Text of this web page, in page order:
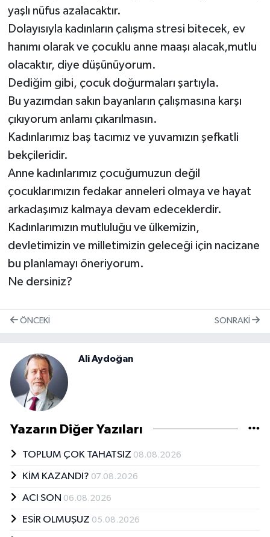
yaşlı nüfus azalacaktır.
Dolayısıyla kadınların çalışma stresi bitecek, ev
hanımı olarak ve çocuklu anne maaşı alacak,mutlu
olacaktır, diye düşünüyorum.
Dediğim gibi, çocuk doğurmaları şartıyla.
Bu yazımdan sakın bayanların çalışmasına karşı
çıkıyorum anlamı çıkarılmasın.
Kadınlarımız baş tacımız ve yuvamızın şefkatli
bekçileridir.
Anne kadınlarımız çocuğumuzun değil
çocuklarımızın fedakar anneleri olmaya ve hayat
arkadaşımız kalmaya devam edeceklerdir.
Kadınlarımızın mutluluğu ve ülkemizin,
devletimizin ve milletimizin geleceği için nacizane
bu planlamayı öneriyorum.
Ne dersiniz?
ÖNCEKI SONRAKI
Ali Aydoğan
Yazarın Diğer Yazıları
TOPLUM ÇOK TAHATSIZ 08.08.2026
KİM KAZANDI? 07.08.2026
ACI SON 06.08.2026
ESİR OLMUŞUZ 05.08.2026